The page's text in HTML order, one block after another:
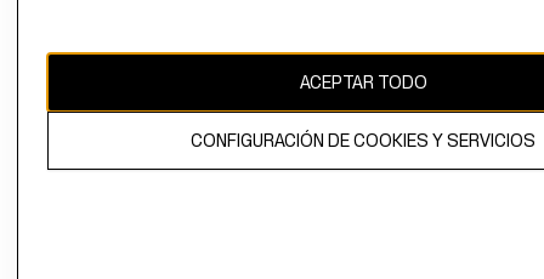
ACEPTAR TODO
CONFIGURACIÓN DE COOKIES Y SERVICIOS